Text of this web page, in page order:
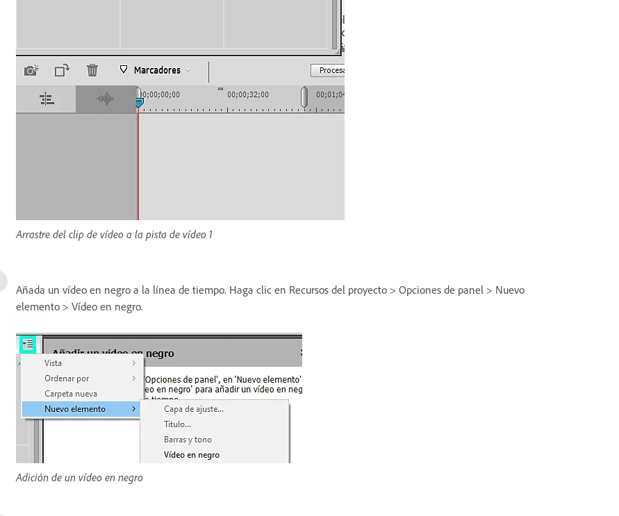
Arrastre del clip de vídeo a la pista de vídeo 1
Añada un vídeo en negro a la línea de tiempo. Haga clic en Recursos del proyecto > Opciones de panel > Nuevo
elemento > Vídeo en negro.
Adición de un vídeo en negro